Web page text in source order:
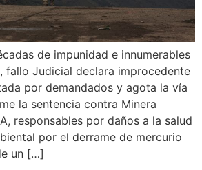
de impunidad e innumerables
fallo Judicial declara improcedente
por demandados y agota la vía
la sentencia contra Minera
responsables por daños a la salud
por el derrame de mercurio
un […]